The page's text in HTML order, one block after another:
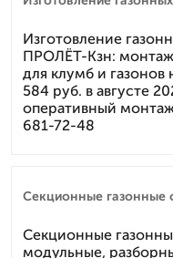
Изготовление
ПРОЛЁТ-Кзн: монтаж
для клумб и газонов
584 руб. в августе
оперативный
681-72-48
Секционные газонные
Секционные
модульные,